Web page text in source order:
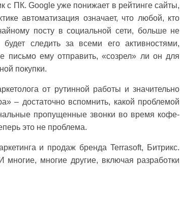
с ПК. Google уже понижает в рейтинге сайты,
автоматизация означает, что любой, кто
посту в социальной сети, больше не
следить за всеми его активностями,
письмо ему отправить, «созрел» ли он для
покупки.
от рутинной работы и значительно
– достаточно вспомнить, какой проблемой
пропущенные звонки во время кофе-
это не проблема.
и продаж бренда Terrasoft, Битрикс.
многие другие, включая разработки